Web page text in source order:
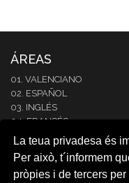
La teua privadesa és
Per això, t´informem
pròpies i de tercers
ÁREAS
01. VALENCIANO
02. ESPAÑOL
03. INGLÉS
04. FRANCÉS
05. ITALIANO
06. ALEMÁN
07. PORTUGUÉS
08. COREANO